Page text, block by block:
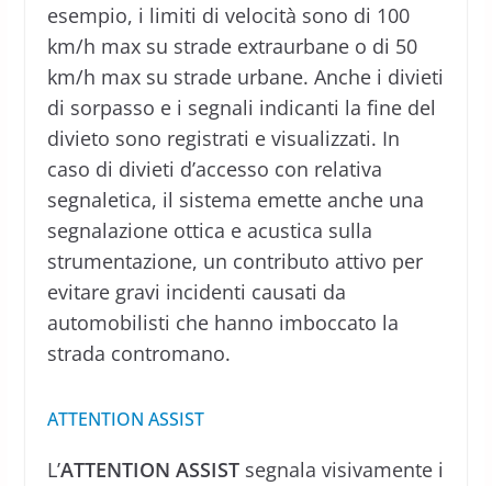
esempio, i limiti di velocità sono di 100
km/h max su strade extraurbane o di 50
km/h max su strade urbane. Anche i divieti
di sorpasso e i segnali indicanti la fine del
divieto sono registrati e visualizzati. In
caso di divieti d’accesso con relativa
segnaletica, il sistema emette anche una
segnalazione ottica e acustica sulla
strumentazione, un contributo attivo per
evitare gravi incidenti causati da
automobilisti che hanno imboccato la
strada contromano.
ATTENTION ASSIST
L’ATTENTION ASSISTsegnala visivamente i